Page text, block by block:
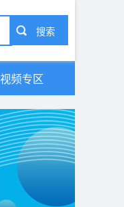
视频专区